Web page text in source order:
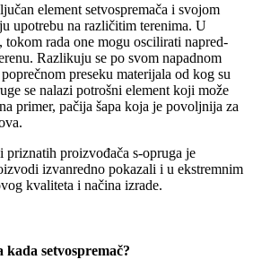
element setvospremača i svojom
upotrebu na različitim terenima. U
tokom rada one mogu oscilirati napred-
Razlikuju se po svom napadnom
preseku materijala od kog su
se nalazi potrošni element koji može
primer, pačija šapa koja je povoljnija za
priznatih proizvođača s-opruga je
izvanredno pokazali i u ekstremnim
kvaliteta i načina izrade.
setvospremač?